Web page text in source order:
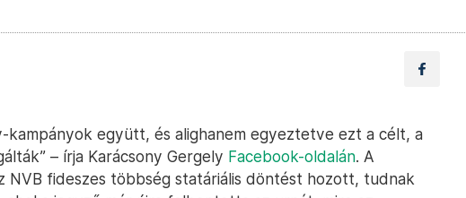
kampányok együtt, és alighanem egyeztetve ezt a célt, a
– írja Karácsony Gergely Facebook-oldalán. A
NVB fideszes többség statáriális döntést hozott, tudnak